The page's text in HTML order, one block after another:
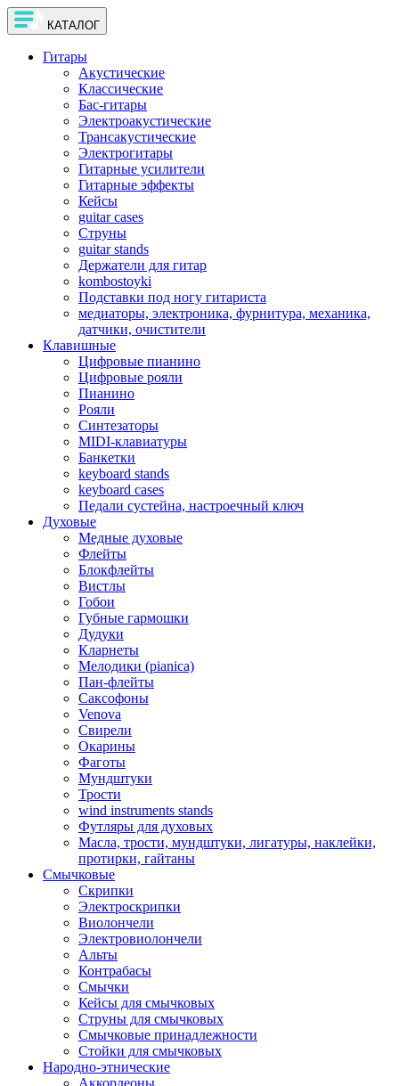
КАТАЛОГ
Гитары
Акустические
Классические
Бас-гитары
Электроакустические
Трансакустические
Электрогитары
Гитарные усилители
Гитарные эффекты
Кейсы
guitar cases
Струны
guitar stands
Держатели для гитар
kombostoyki
Подставки под ногу гитариста
медиаторы, электроника, фурнитура, механика,
датчики, очистители
Клавишные
Цифровые пианино
Цифровые рояли
Пианино
Рояли
Синтезаторы
MIDI-клавиатуры
Банкетки
keyboard stands
keyboard cases
Педали сустейна, настроечный ключ
Духовые
Медные духовые
Флейты
Блокфлейты
Вистлы
Гобои
Губные гармошки
Дудуки
Кларнеты
Мелодики (pianica)
Пан-флейты
Саксофоны
Venova
Свирели
Окарины
Фаготы
Мундштуки
Трости
wind instruments stands
Футляры для духовых
Масла, трости, мундштуки, лигатуры, наклейки,
протирки, гайтаны
Смычковые
Скрипки
Электроскрипки
Виолончели
Электровиолончели
Альты
Контрабасы
Смычки
Кейсы для смычковых
Струны для смычковых
Смычковые принадлежности
Стойки для смычковых
Народно-этнические
Аккордеоны